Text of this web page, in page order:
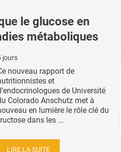
le glucose en
métaboliques
jours
nouveau rapport de
et
de Université
Colorado Anschutz met à
en lumière le rôle clé du
dans les ...
LIRE LA SUITE